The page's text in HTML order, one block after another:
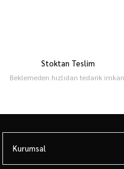
Stoktan Teslim
Beklemeden hızlıdan tedarik
Kurumsal